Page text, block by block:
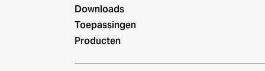
Downloads
Toepassingen
Producten